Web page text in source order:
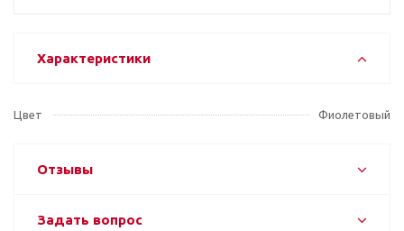
Характеристики
Цвет Фиолетовый
Отзывы
Задать вопрос